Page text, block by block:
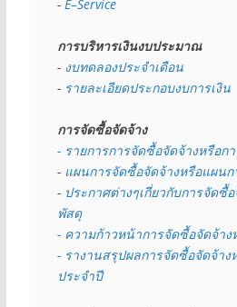
- E–Service
การบริหารเงินงบประมาณ
- งบทดลองประจำเดือน
- รายละเอียดประกอบงบการเงิน
การจัดซื้อจัดจ้าง
- รายการการจัดซื้อจัดจ้างหรือก
- แผนการจัดซื้อจัดจ้างหรือแผน
- ประกาศต่างๆเกี่ยวกับการจัดซื้
พัสดุ
- ความก้าวหน้าการจัดซื้อจัดจ้า
- รางานสรุปผลการจัดซื้อจัดจ้าง
ประจำปี